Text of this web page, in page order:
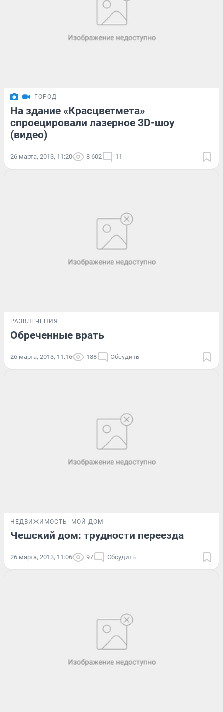
ГОРОД
На здание «Красцветмета»
спроецировали лазерное 3D-шоу
(видео)
26 марта, 2013, 11:20 8 602 11
РАЗВЛЕЧЕНИЯ
Обреченные врать
26 марта, 2013, 11:16 188 Обсудить
НЕДВИЖИМОСТЬ МОЙ ДОМ
Чешский дом: трудности переезда
26 марта, 2013, 11:06 97 Обсудить